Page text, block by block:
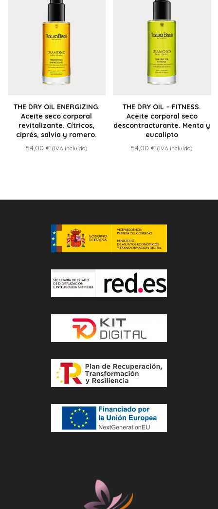
THE DRY OIL ENERGIZING.
Aceite seco corporal
revitalizante. Cítricos,
ciprés, salvia y romero.
54,00 € (IVA incluido)
THE DRY OIL – FITNESS.
Aceite corporal seco
descontracturante. Menta y
eucalipto
54,00€ (IVA incluido)